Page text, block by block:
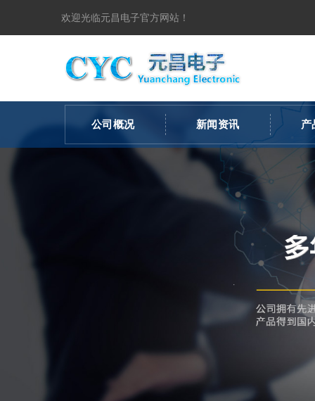
欢迎光临元昌电子官方网站！
公司概况 新闻资讯 产